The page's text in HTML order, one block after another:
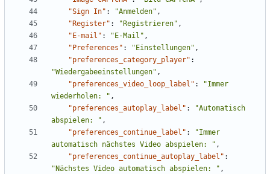
"Sign In" : "Anmelden" ,
"Register" : "Registrieren" ,
"E-mail" : "E-Mail" ,
"Preferences" : "Einstellungen" ,
"preferences_category_player" :
"Wiedergabeeinstellungen" ,
"preferences_video_loop_label" :
"Immer
wiederholen: " ,
"preferences_autoplay_label" :
"Automatisch
abspielen: " ,
"preferences_continue_label" :
"Immer
automatisch nächstes Video abspielen: " ,
"preferences_continue_autoplay_label" :
"Nächstes Video automatisch abspielen: " ,